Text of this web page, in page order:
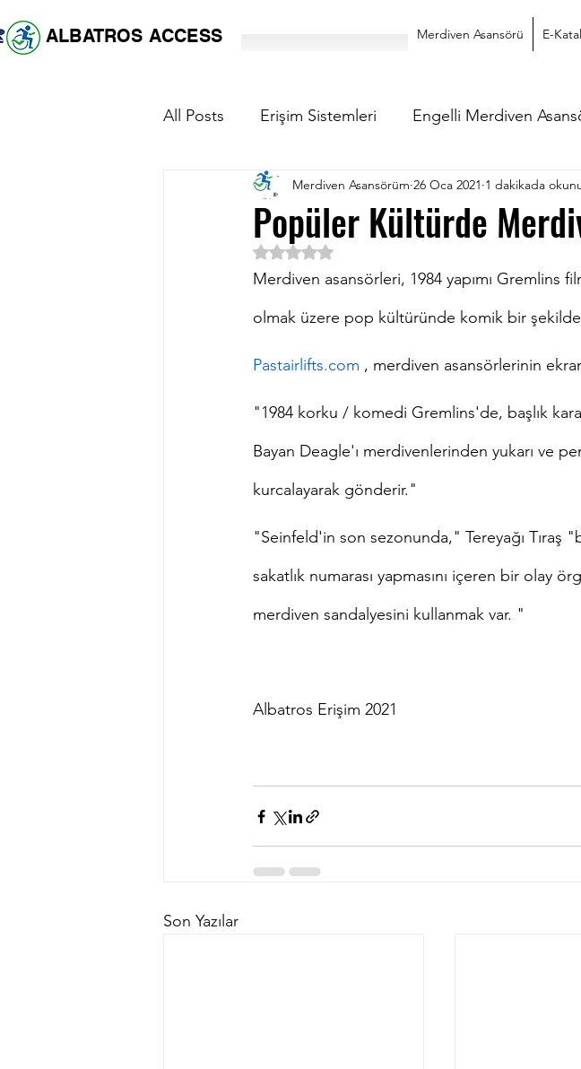
ALBATROS ACCESS Merdiven Asansörü E-
All Posts Erişim Sistemleri Engelli Merdiven
Merdiven asansörü fiyat
Popüler Kültürde
Merdiven Asansörüm 26 Oca 2021 1 dakikada
5 üzerinden NaN yıldız
Merdiven asansörleri, 1984 yapımı Gremlins
olmak üzere pop kültüründe komik bir şekilde
Pastairlifts.com , merdiven asansörlerinin
"1984 korku / komedi Gremlins'de, başlık
Bayan Deagle'ı merdivenlerinden yukarı ve
kurcalayarak gönderir."
"Seinfeld'in son sezonunda," Tereyağı
sakatlık numarası yapmasını içeren bir olay
merdiven sandalyesini kullanmak var. "
Albatros Erişim 2021
Son Yazılar